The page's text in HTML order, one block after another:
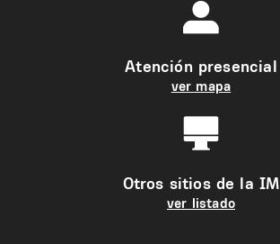
Atención presencial
ver mapa
Otros sitios de la IM
ver listado